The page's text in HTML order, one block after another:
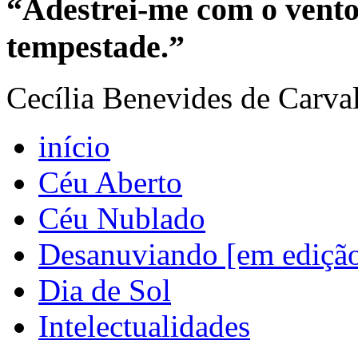
“Adestrei-me com o
tempestade.”
Cecília Benevides de
início
Céu Aberto
Céu Nublado
Desanuviando [em
Dia de Sol
Intelectualidades